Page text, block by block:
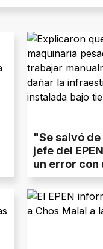
"Se salvó
jefe del
un error con
terminar en
Centenario